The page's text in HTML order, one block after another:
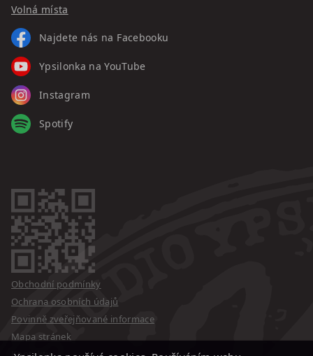
Volná místa
Najdete nás na Facebooku
Ypsilonka na YouTube
Instagram
Spotify
Obchodní podmínky
Ochrana osobních údajů
Povinně zveřejňované informace
Mapa stránek